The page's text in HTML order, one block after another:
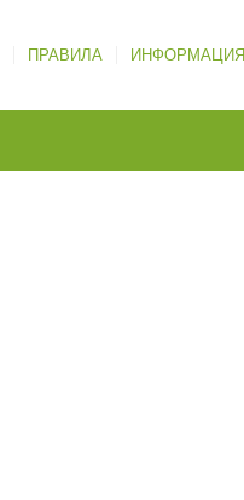
ПРАВИЛА ИНФОРМАЦИЯ